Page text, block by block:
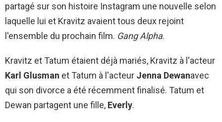
partagé sur son histoire Instagram une nouvelle selon
laquelle lui et Kravitz avaient tous deux rejoint
l'ensemble du prochain film. Gang Alpha.
Kravitz et Tatum étaient déjà mariés, Kravitz à l'acteur
Karl Glusman et Tatum à l'acteur Jenna Dewanavec
qui son divorce a été récemment finalisé. Tatum et
Dewan partagent une fille, Everly.